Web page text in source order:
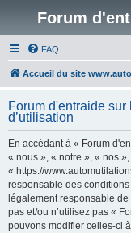
Forum
FAQ
Accueil du site
Forum d'entraide
d’utilisation
En accédant à « Forum
« nous », « notre », « nos
« https://
responsable des conditions
légalement responsable
pas et/ou n’utilisez pas «
pouvons modifier celles-ci